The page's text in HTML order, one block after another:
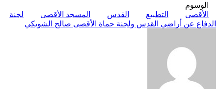
الوسوم
الأقصى
التطبيع القدس المسجد الأقصى
لجنة
الدفاع عن أراضي القدس ولجنة حماة الأقصى صالح الشويكي